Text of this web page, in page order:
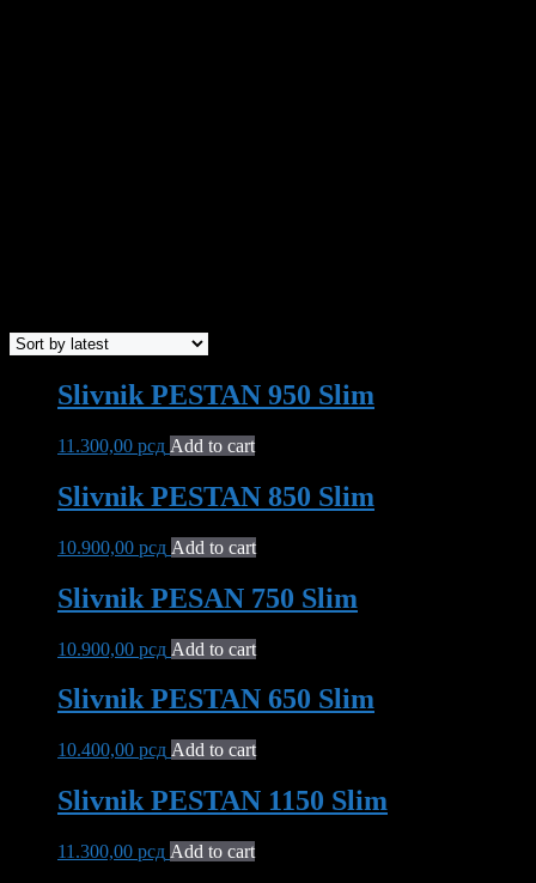
Slivnik PESTAN 950 Slim
11.300,00 рсд Add to cart
Slivnik PESTAN 850 Slim
10.900,00 рсд Add to cart
Slivnik PESAN 750 Slim
10.900,00 рсд Add to cart
Slivnik PESTAN 650 Slim
10.400,00 рсд Add to cart
Slivnik PESTAN 1150 Slim
11.300,00 рсд Add to cart